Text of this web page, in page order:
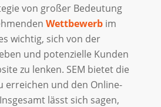
von großer Bedeutung
Wettbewerbim
wichtig, sich von der
und potenzielle Kunden
zu lenken. SEM bietet die
erreichen und den Online-
lässt sich sagen,